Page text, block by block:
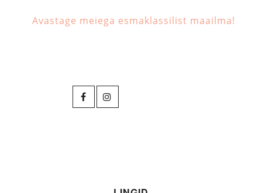
Avastage meiega esmaklassilist maailma!